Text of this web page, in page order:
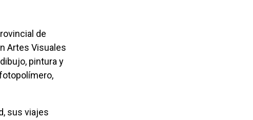
Artes Visuales
pintura y